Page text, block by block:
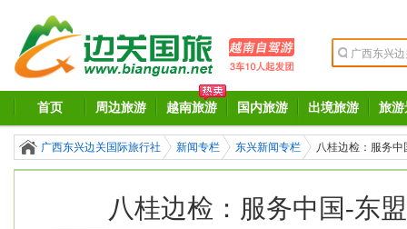
首页 周边旅游 越南旅游 国内旅游 出境旅游 旅游
广西东兴边关国际旅行社 新闻专栏 东兴新闻专栏 八桂边检：服务中
八桂边检：服务中国-东